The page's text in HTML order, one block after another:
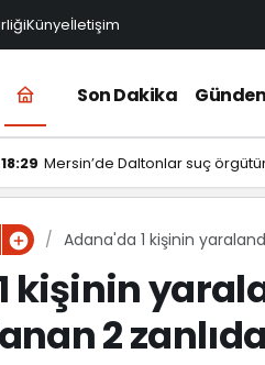
Künyeİletişim
Son Dakika
18:29 Mersin’de Daltonlar suç
Adana'da 1 kişinin
kişinin
2